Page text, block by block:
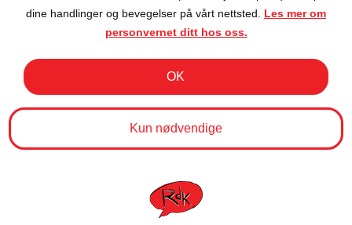
STÅ OPP-PRISEN FOR 2024
STÅ OPP-PRISEN for 2024 STÅ OPP-PRISEN er
stand up-sjangerens egen bransjepris og Reis Deg
dine handlinger og bevegelser på vårt nettsted.
Les mer om
personvernet ditt hos oss.
OK
Kun nødvendige